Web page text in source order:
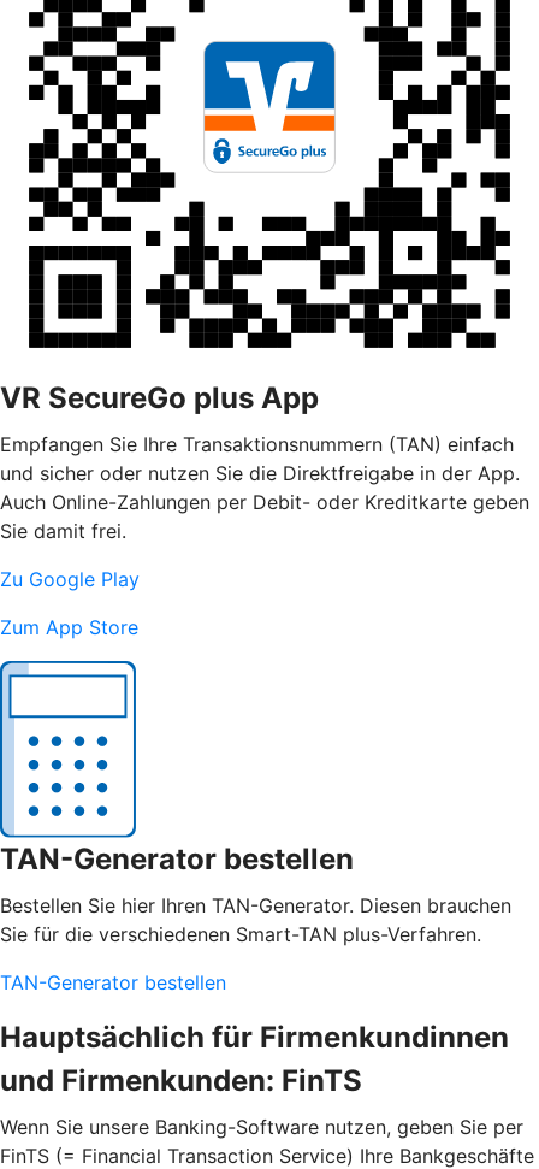
VR SecureGo plus App
Empfangen Sie Ihre Transaktionsnummern (TAN) einfach
und sicher oder nutzen Sie die Direktfreigabe in der App.
Auch Online-Zahlungen per Debit- oder Kreditkarte geben
Sie damit frei.
Zu Google Play
Zum App Store
TAN-Generator bestellen
Bestellen Sie hier Ihren TAN-Generator. Diesen brauchen
Sie für die verschiedenen Smart-TAN plus-Verfahren.
TAN-Generator bestellen
Hauptsächlich für Firmenkundinnen
und Firmenkunden: FinTS
Wenn Sie unsere Banking-Software nutzen, geben Sie per
FinTS (= Financial Transaction Service) Ihre Bankgeschäfte